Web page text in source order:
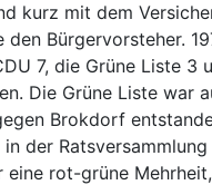
kurz mit dem
den Bürgervorsteher.
7, die Grüne Liste 3
Die Grüne Liste war
Brokdorf
der
eine rot-grüne